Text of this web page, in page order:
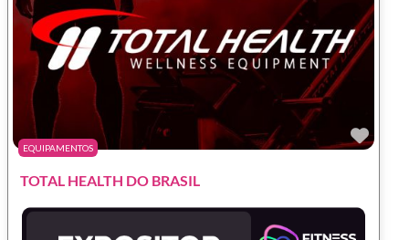
EQUIPAMENTOS
TOTAL HEALTH DO BRASIL